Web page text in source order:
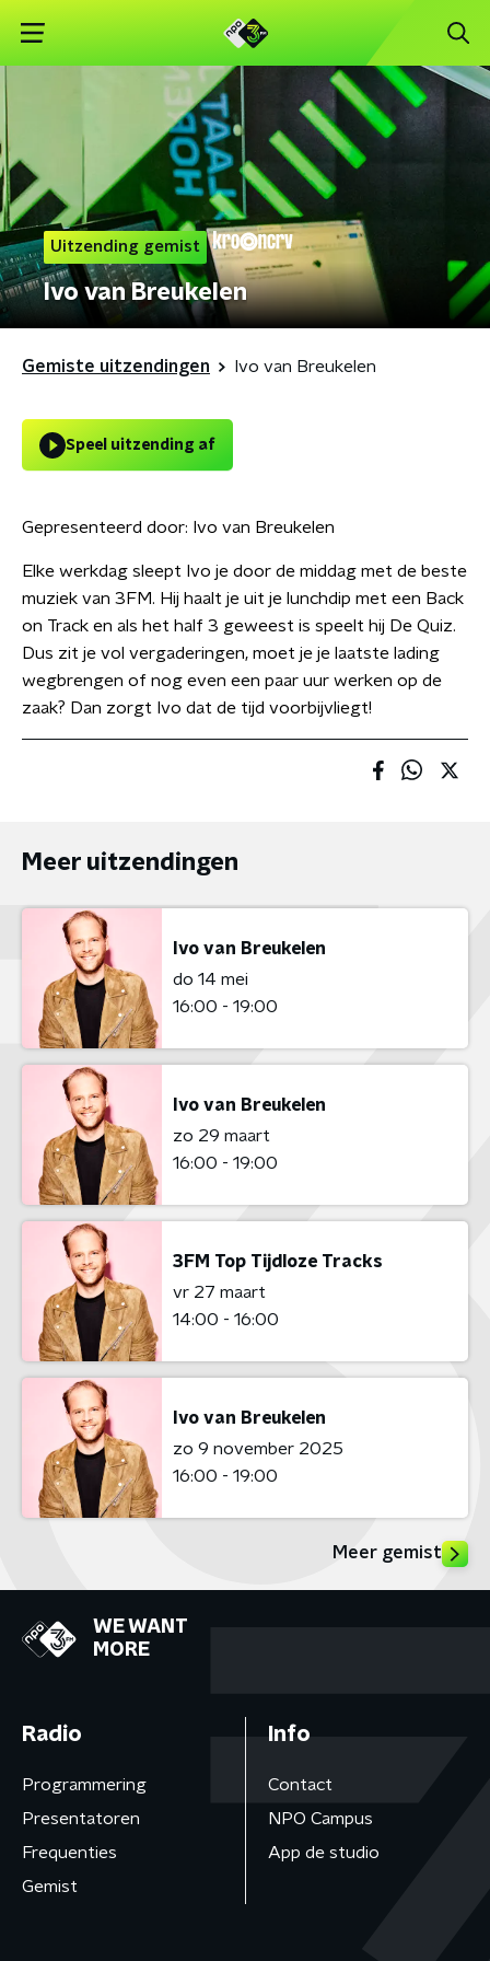
Uitzending gemist
Ivo van Breukelen
Gemiste uitzendingen Ivo van Breukelen
Speel uitzending af
Gepresenteerd door: Ivo van Breukelen
Elke werkdag sleept Ivo je door de middag met de beste
muziek van 3FM. Hij haalt je uit je lunchdip met een Back
on Track en als het half 3 geweest is speelt hij De Quiz.
Dus zit je vol vergaderingen, moet je je laatste lading
wegbrengen of nog even een paar uur werken op de
zaak? Dan zorgt Ivo dat de tijd voorbijvliegt!
Meer uitzendingen
Ivo van Breukelen
do 14 mei
16:00 - 19:00
Ivo van Breukelen
zo 29 maart
16:00 - 19:00
3FM Top Tijdloze Tracks
vr 27 maart
14:00 - 16:00
Ivo van Breukelen
zo 9 november 2025
16:00 - 19:00
Meer gemist
WE WANT
MORE
Radio
Programmering
Presentatoren
Frequenties
Gemist
Info
Contact
NPO Campus
App de studio